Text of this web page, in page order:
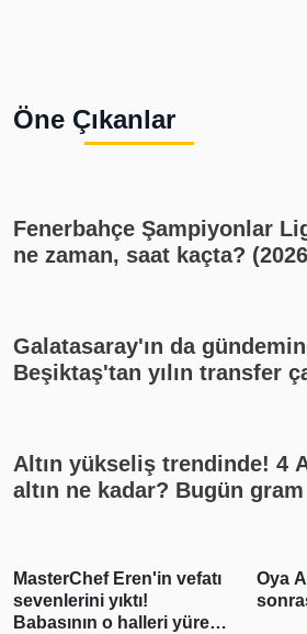
Öne Çıkanlar
Fenerbahçe Şampiyonlar
ne zaman, saat kaçta?
11'i)
Galatasaray'ın da
Beşiktaş'tan yılın transfer
Altın yükseliş trendinde! 4
altın ne kadar? Bugün
rakamları, canlı takip
MasterChef Eren'in vefatı
sevenlerini yıktı!
Babasının o halleri yürek
Oya